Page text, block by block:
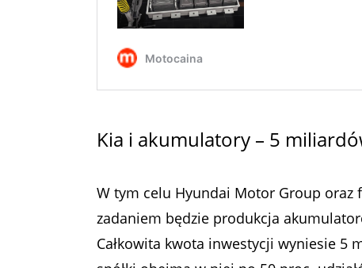
Kia i akumulatory – 5
W tym celu Hyundai Motor Group oraz
zadaniem będzie produkcja
Całkowita kwota inwestycji wyniesie 5